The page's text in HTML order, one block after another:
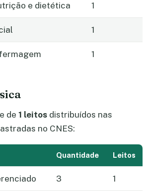
e dietética 1
1
1
de 1 leitos distribuídos nas
no CNES:
Quantidade Leitos
3 1